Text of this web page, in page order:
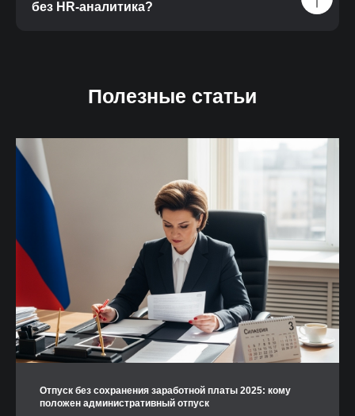
без HR-аналитика?
Полезные статьи
Отпуск без сохранения заработной платы 2025: кому
положен административный отпуск